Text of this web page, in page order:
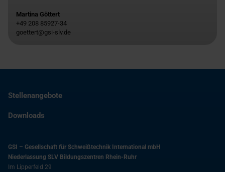
Martina Göttert
+49 208 85927-34
goettert@gsi-slv.de
Stellenangebote
Downloads
GSI – Gesellschaft für Schweißtechnik International mbH
Niederlassung SLV Bildungszentren Rhein-Ruhr
Im Lipperfeld 29